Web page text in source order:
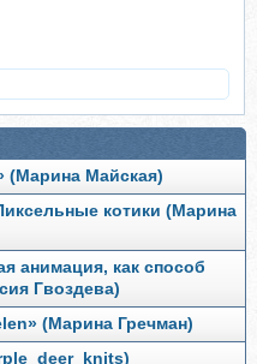
(Марина Майская)
котики (Марина
анимация, как способ
Гвоздева)
(Марина Гречман)